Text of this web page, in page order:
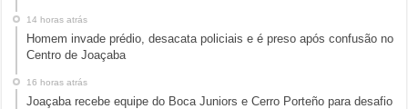
14 horas atrás
Homem invade prédio, desacata policiais e é preso após confusão no
Centro de Joaçaba
16 horas atrás
Joaçaba recebe equipe do Boca Juniors e Cerro Porteño para desafio